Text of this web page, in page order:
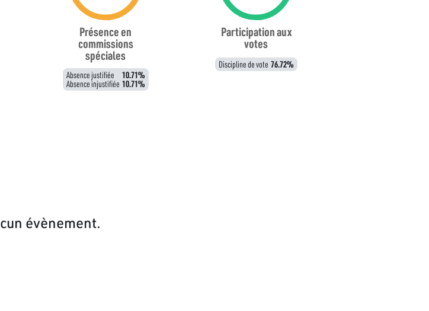
Présence en
commissions
spéciales
Absence justifiée 10.71%
Absence injustifiée 10.71%
Participation aux
votes
Discipline de vote 76.72%
évènement.